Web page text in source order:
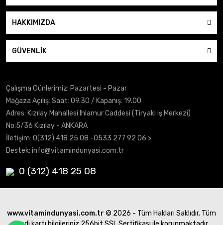
HAKKIMIZDA
GÜVENLİK
Çalışma Günlerimiz: Pazartesi - Pazar
Mağaza Açılış: Saat: 09.30 / Kapanış: 19.00
Adres: Kızılay Mahallesi Ihlamur Caddesi (Tiryaki iş Merkezi)
No:5/36 Kızılay - ANKARA
İletişim: 0(312) 418 25 08 -0533 277 92 06 >
Destek: info@vitamindunyasi.com.tr
0 (312) 418 25 08
www.vitamindunyasi.com.tr © 2026 - Tüm Hakları Saklıdır. Tüm